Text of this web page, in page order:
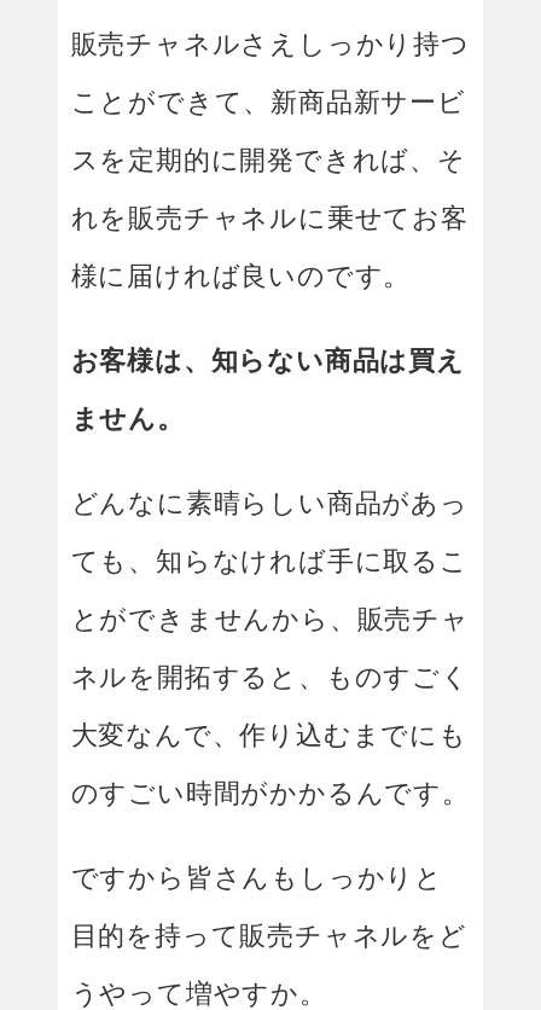
販売チャネルさえしっかり持つ
ことができて、新商品新サービ
スを定期的に開発できれば、そ
れを販売チャネルに乗せてお客
様に届ければ良いのです。
お客様は、知らない商品は買え
ません。
どんなに素晴らしい商品があっ
ても、知らなければ手に取るこ
とができませんから、販売チャ
ネルを開拓すると、ものすごく
大変なんで、作り込むまでにも
のすごい時間がかかるんです。
ですから皆さんもしっかりと
目的を持って販売チャネルをど
うやって増やすか。